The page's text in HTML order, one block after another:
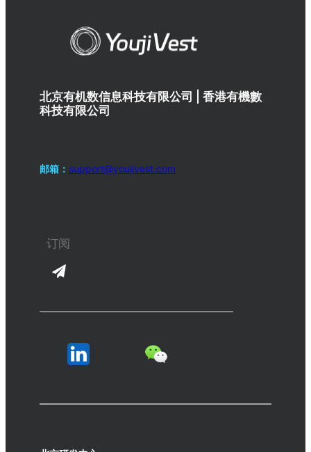
北京有机数信息科技有限公司 | 香港有機數
科技有限公司
邮箱： support@youjivest.com